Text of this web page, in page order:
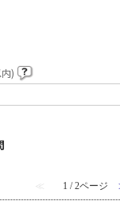
)
≪ 1 / 2ページ